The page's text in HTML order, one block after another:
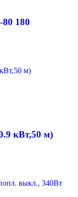
180
кВт,50 м)